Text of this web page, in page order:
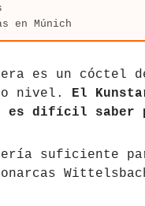
en Múnich
es un cóctel
nivel.
El
es difícil saber
sería suficiente